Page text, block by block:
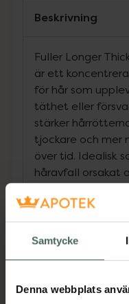
Samtycke
Denna webbplats
Beskrivning
Fuller Longer
är ett
för hår som
täthet eller
stärker
tjockare och mer
över tid. Idealisk
håravfall orsakat
Formulan
sundare
diameter, vilket